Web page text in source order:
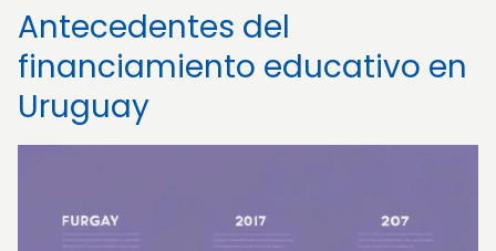
Antecedentes del
financiamiento educativo en
Uruguay